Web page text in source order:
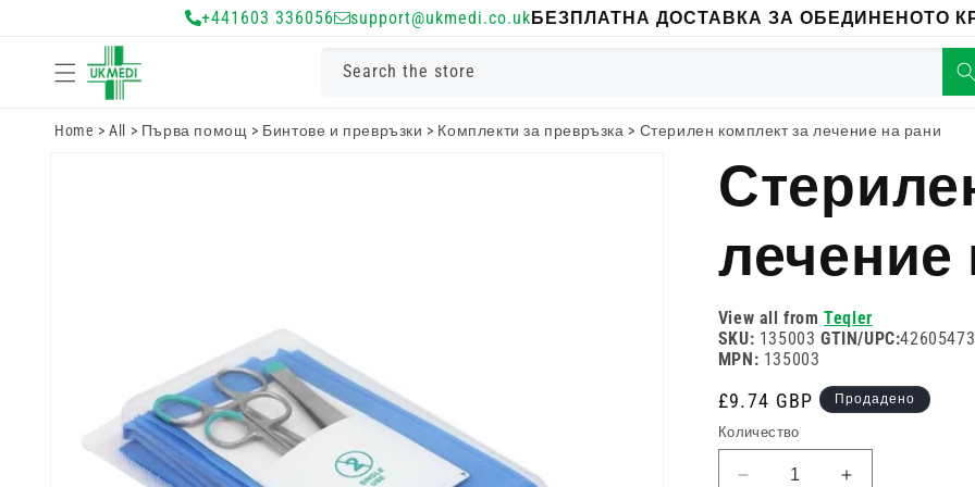
съдържанието
+441603 336056 support@ukmedi.co.ukБЕЗПЛАТНА ДОСТАВКА ЗА ОБЕДИНЕНОТО
Search the store
Home >All > Първа помощ > Бинтове и превръзки > Комплекти за превръзка > Стерилен комплект за лечение на рани
лечение
View all fromTeqler
SKU: 135003 GTIN/UPC:
MPN: 135003
Редовна
цена
£9.74 GBP Продадено
Количество